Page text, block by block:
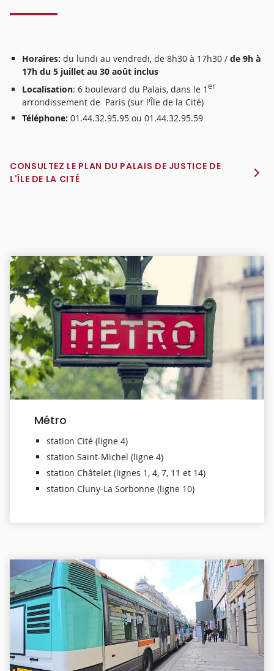
Horaires: du lundi au vendredi, de 8h30 à 17h30 / de 9h à
17h du 5 juillet au 30 août inclus
Localisation: 6 boulevard du Palais, dans le 1 er
arrondissement de Paris (sur l'Île de la Cité)
Téléphone: 01.44.32.95.95 ou 01.44.32.95.59
CONSULTEZ LE PLAN DU PALAIS DE JUSTICE DE
L'ÎLE DE LA CITÉ
Métro
station Cité (ligne 4)
station Saint-Michel (ligne 4)
station Châtelet (lignes 1, 4, 7, 11 et 14)
station Cluny-La Sorbonne (ligne 10)